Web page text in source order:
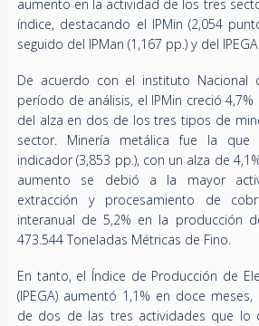
aumento en la actividad de los tres
índice, destacando el IPMin (2,054
seguido del IPMan (1,167 pp.) y del
De acuerdo con el instituto Nacional
período de análisis, el IPMin creció
del alza en dos de los tres tipos de
sector. Minería metálica fue la
indicador (3,853 pp.), con un alza de
aumento se debió a la mayor
extracción y procesamiento de
interanual de 5,2% en la producción
473.544 Toneladas Métricas de Fino.
En tanto, el Índice de Producción de
(IPEGA) aumentó 1,1% en doce
de dos de las tres actividades que lo